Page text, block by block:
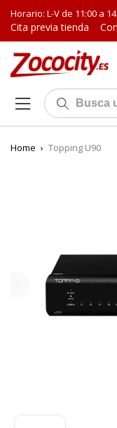
Horario: L-V de 11:00 a
Cita previa tienda
Home › Topping U90